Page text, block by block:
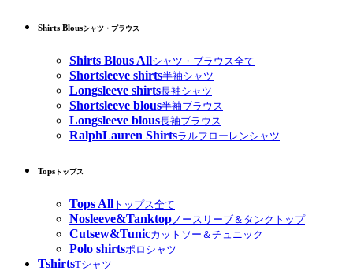
Shirts Blousシャツ・ブラウス
Shirts Blous Allシャツ・ブラウス全て
Shortsleeve shirts半袖シャツ
Longsleeve shirts長袖シャツ
Shortsleeve blous半袖ブラウス
Longsleeve blous長袖ブラウス
RalphLauren Shirtsラルフローレンシャツ
Tops トップス
Tops All トップス全て
Nosleeve&Tanktop ノースリーブ＆タンクトップ
Cutsew&Tunicカットソー＆チュニック
Polo shirtsポロシャツ
TshirtsTシャツ